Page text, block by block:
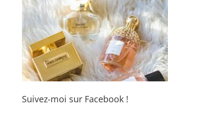
Suivez-moi sur Facebook !